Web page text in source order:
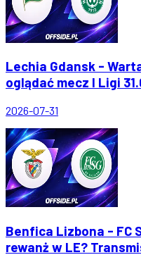
Lechia Gdansk -
oglądać mecz I Ligi
2026-07-31
Benfica Lizbona - FC
rewanż w LE?